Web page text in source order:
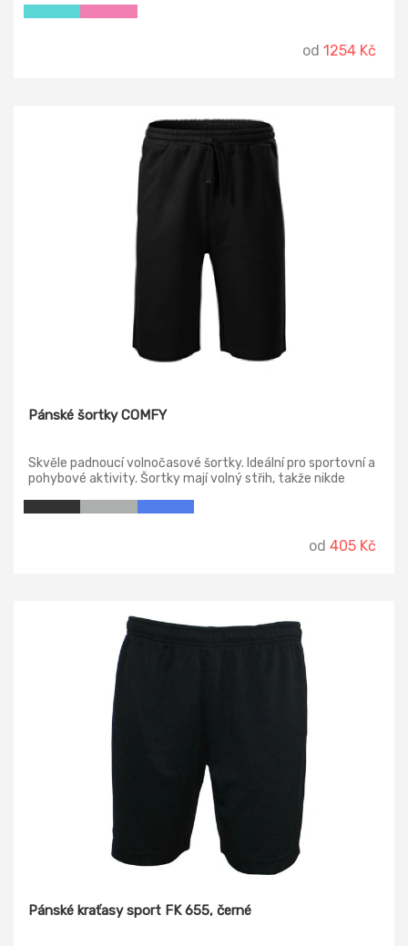
od 1254 Kč
Pánské šortky COMFY
Skvěle padnoucí volnočasové šortky. Ideální pro sportovní a
pohybové aktivity. Šortky mají volný střih, takže nikde
od 405 Kč
Pánské kraťasy sport FK 655, černé